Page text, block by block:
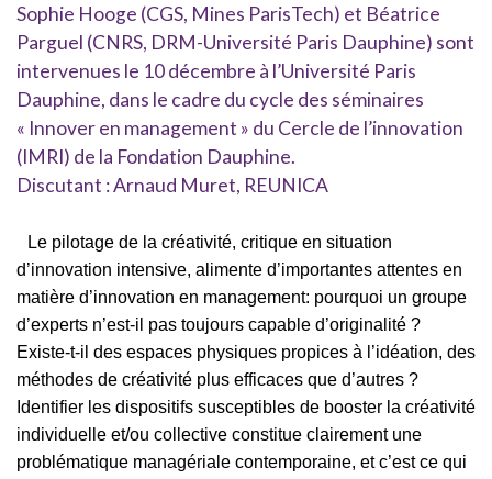
Sophie Hooge (CGS, Mines ParisTech) et Béatrice
Parguel (CNRS, DRM-Université Paris Dauphine) sont
intervenues le 10 décembre à l’Université Paris
Dauphine, dans le cadre du cycle des séminaires
« Innover en management » du Cercle de l’innovation
(IMRI) de la Fondation Dauphine.
Discutant : Arnaud Muret, REUNICA
Le pilotage de la créativité, critique en situation
d’innovation intensive, alimente d’importantes attentes en
matière d’innovation en management: pourquoi un groupe
d’experts n’est-il pas toujours capable d’originalité ?
Existe-t-il des espaces physiques propices à l’idéation, des
méthodes de créativité plus efficaces que d’autres ?
Identifier les dispositifs susceptibles de booster la créativité
individuelle et/ou collective constitue clairement une
problématique managériale contemporaine, et c’est ce qui